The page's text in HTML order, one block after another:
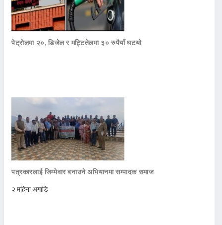
पेट्रोलमा २०, डिजेल र मट्टितेलमा ३० रुपैयाँ घटयो
पत्रकारलाई जिम्मेवार बनाउने अभियानमा सम्पादक समाज
२ महिना अगाडि